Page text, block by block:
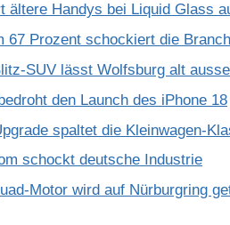
ältere Handys bei Liquid Glass
67 Prozent schockiert die
SUV lässt Wolfsburg alt
den Launch des iPhone 18
spaltet die Kleinwagen-
schockt deutsche Industrie
Motor wird auf Nürburgring